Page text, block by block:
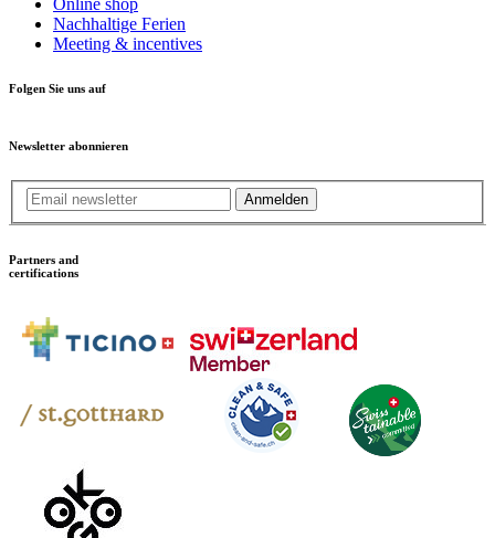
Nachhaltige Ferien
Meeting & incentives
Folgen Sie uns auf
Newsletter abonnieren
Anmelden
Partners and
certifications